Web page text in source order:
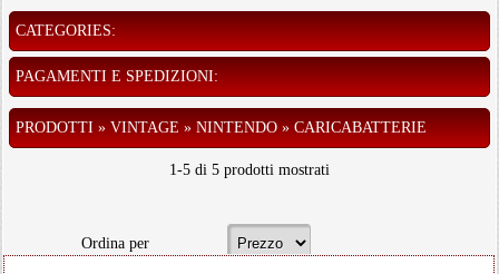
CATEGORIES:
PAGAMENTI E SPEDIZIONI:
PRODOTTI » VINTAGE » NINTENDO » CARICABATTERIE
1-5 di 5 prodotti mostrati
Ordina per